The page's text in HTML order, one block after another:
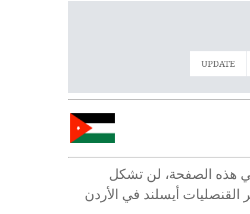
UPDATE
في هذه الصفحة، لن تشكل
القنصليات أيسلند في الأردن